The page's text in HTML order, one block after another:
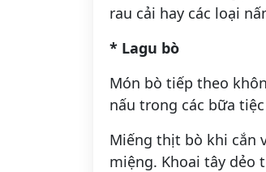
rau cải hay các loại
* Lagu bò
Món bò tiếp theo
nấu trong các bữa
Miếng thịt bò khi cắn
miệng. Khoai tây dẻo